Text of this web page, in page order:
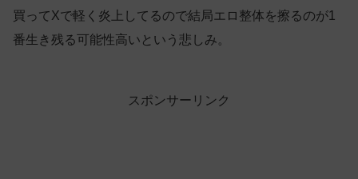
買ってXで軽く炎上してるので結局エロ整体を擦るのが1
番生き残る可能性高いという悲しみ。
スポンサーリンク